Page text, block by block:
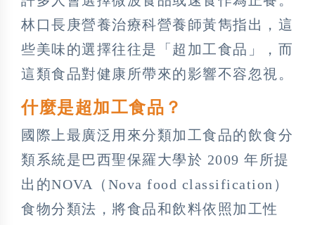
林口長庚營養治療科營養師黃雋指出，這
些美味的選擇往往是「超加工食品」，而
這類食品對健康所帶來的影響不容忽視。
什麼是超加工食品？
國際上最廣泛用來分類加工食品的飲食分
類系統是巴西聖保羅大學於 2009 年所提
出的NOVA（Nova food classification）
食物分類法，將食品和飲料依照加工性